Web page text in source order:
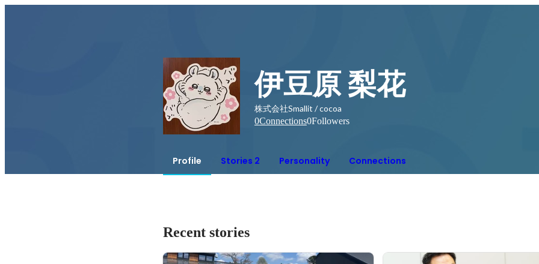
伊豆原 梨花
株式会社Smallit / cocoa
0Connections0Followers
Profile Stories 2 Personality Connections
Recent stories